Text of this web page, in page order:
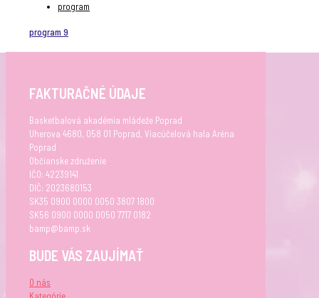
program
program 9
FAKTURAČNÉ ÚDAJE
Basketbalová akadémia mládeže Poprad
Uherova 4680, 058 01 Poprad, Viacúčelová hala Aréna
Poprad
Občianske združenie
IČO: 42239141
DIČ: 2023680153
SK35 0900 0000 0050 3807 1800
SK56 0900 0000 0050 7717 0182
bamp@bamp.sk
BUDE VÁS ZAUJÍMAŤ
O nás